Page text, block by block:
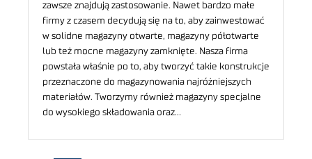
zawsze znajdują zastosowanie. Nawet bardzo małe
firmy z czasem decydują się na to, aby zainwestować
w solidne magazyny otwarte, magazyny półotwarte
lub też mocne magazyny zamknięte. Nasza firma
powstała właśnie po to, aby tworzyć takie konstrukcje
przeznaczone do magazynowania najróżniejszych
materiałów. Tworzymy również magazyny specjalne
do wysokiego składowania oraz…